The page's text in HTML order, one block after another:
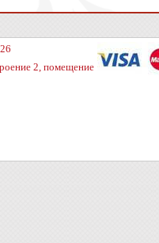
2, помещение